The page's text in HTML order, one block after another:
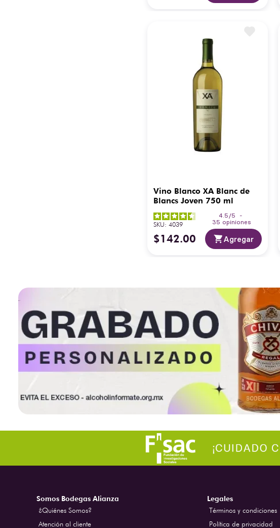
Vino Blanco XA Blanc de
Blancs Joven 750 ml
4.5 /5
-
35 opiniones
SKU:4039
$142.00 Agregar
Somos Bodegas Alianza
¿Quiénes Somos?
Atención al cliente
Legales
Términos y condiciones
Política de privacidad